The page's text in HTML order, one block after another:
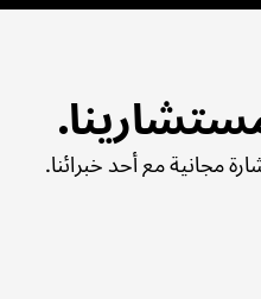
مجانية مع أحد خبرائنا.